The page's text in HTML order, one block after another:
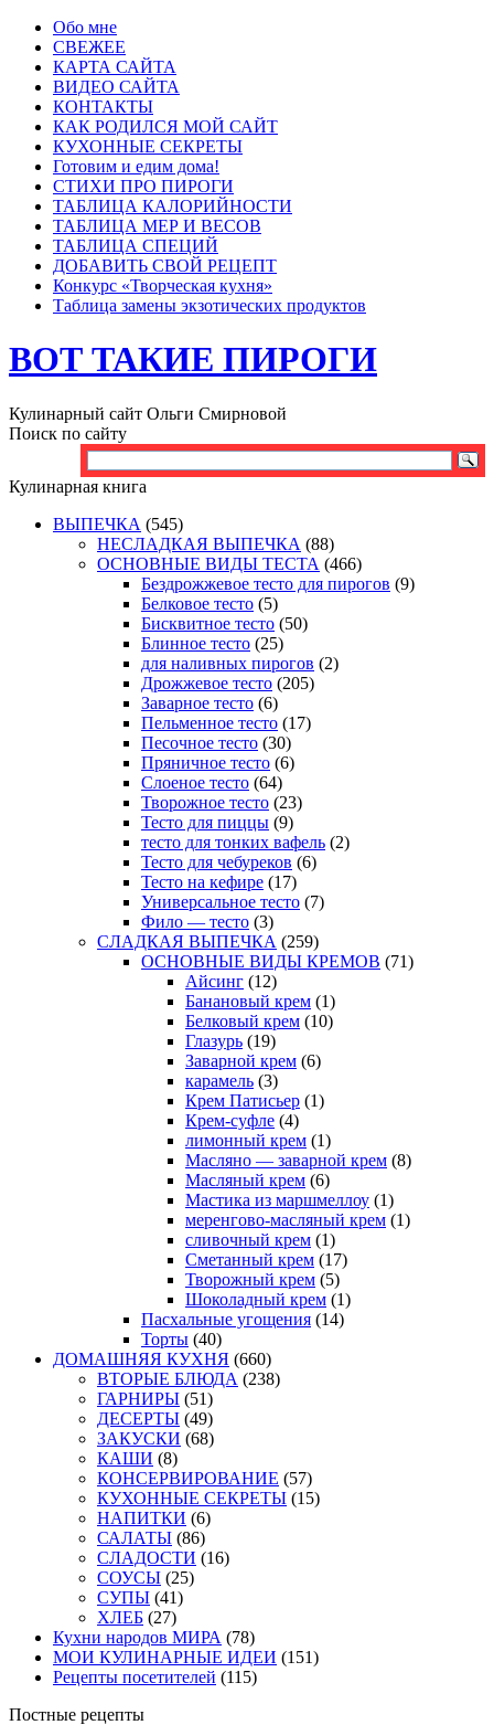
Обо мне
СВЕЖЕЕ
КАРТА САЙТА
ВИДЕО САЙТА
КОНТАКТЫ
КАК РОДИЛСЯ МОЙ САЙТ
КУХОННЫЕ СЕКРЕТЫ
Готовим и едим дома!
СТИХИ ПРО ПИРОГИ
ТАБЛИЦА КАЛОРИЙНОСТИ
ТАБЛИЦА МЕР И ВЕСОВ
ТАБЛИЦА СПЕЦИЙ
ДОБАВИТЬ СВОЙ РЕЦЕПТ
Конкурс «Творческая кухня»
Таблица замены экзотических продуктов
ВОТ ТАКИЕ ПИРОГИ
Кулинарный сайт Ольги Смирновой
Поиск по сайту
Кулинарная книга
ВЫПЕЧКА (545)
НЕСЛАДКАЯ ВЫПЕЧКА (88)
ОСНОВНЫЕ ВИДЫ ТЕСТА (466)
Бездрожжевое тесто для пирогов (9)
Белковое тесто (5)
Бисквитное тесто (50)
Блинное тесто (25)
для наливных пирогов (2)
Дрожжевое тесто (205)
Заварное тесто (6)
Пельменное тесто (17)
Песочное тесто (30)
Пряничное тесто (6)
Слоеное тесто (64)
Творожное тесто (23)
Тесто для пиццы (9)
тесто для тонких вафель (2)
Тесто для чебуреков (6)
Тесто на кефире (17)
Универсальное тесто (7)
Фило — тесто (3)
СЛАДКАЯ ВЫПЕЧКА (259)
ОСНОВНЫЕ ВИДЫ КРЕМОВ (71)
Айсинг (12)
Банановый крем (1)
Белковый крем (10)
Глазурь (19)
Заварной крем (6)
карамель (3)
Крем Патисьер (1)
Крем-суфле (4)
лимонный крем (1)
Масляно — заварной крем (8)
Масляный крем (6)
Мастика из маршмеллоу (1)
меренгово-масляный крем (1)
сливочный крем (1)
Сметанный крем (17)
Творожный крем (5)
Шоколадный крем (1)
Пасхальные угощения (14)
Торты (40)
ДОМАШНЯЯ КУХНЯ (660)
ВТОРЫЕ БЛЮДА (238)
ГАРНИРЫ (51)
ДЕСЕРТЫ (49)
ЗАКУСКИ (68)
КАШИ (8)
КОНСЕРВИРОВАНИЕ (57)
КУХОННЫЕ СЕКРЕТЫ (15)
НАПИТКИ (6)
САЛАТЫ (86)
СЛАДОСТИ (16)
СОУСЫ (25)
СУПЫ (41)
ХЛЕБ (27)
Кухни народов МИРА (78)
МОИ КУЛИНАРНЫЕ ИДЕИ (151)
Рецепты посетителей (115)
Постные рецепты